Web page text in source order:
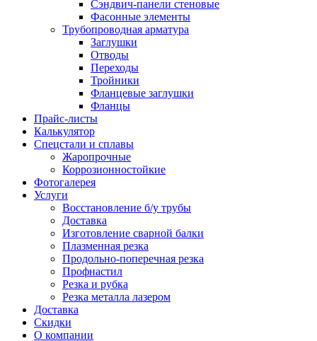
Сэндвич-панели стеновые
Фасонные элементы
Трубопроводная арматура
Заглушки
Отводы
Переходы
Тройники
Фланцевые заглушки
Фланцы
Прайс-листы
Калькулятор
Спецстали и сплавы
Жаропрочные
Коррозионностойкие
Фотогалерея
Услуги
Восстановление б/у трубы
Доставка
Изготовление сварной балки
Плазменная резка
Продольно-поперечная резка
Профнастил
Резка и рубка
Резка металла лазером
Доставка
Скидки
О компании